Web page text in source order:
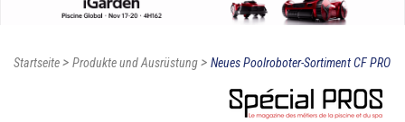
Startseite> Produkte und Ausrüstung> Neues Poolroboter-Sortiment CF PRO